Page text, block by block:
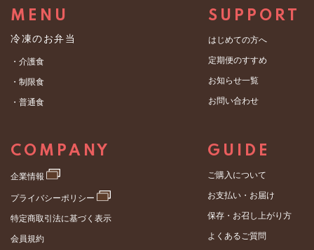
MENU
冷凍のお弁当
・介護食
・制限食
・普通食
SUPPORT
はじめての方へ
定期便のすすめ
お知らせ一覧
お問い合わせ
GUIDE
ご購入について
お支払い・お届け
保存・お召し上がり方
よくあるご質問
COMPANY
企業情報
プライバシーポリシー
特定商取引法に基づく表示
会員規約